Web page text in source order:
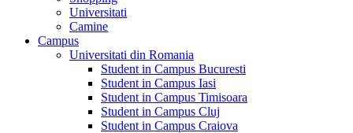
Universitati
Camine
Campus
Universitati din Romania
Student in Campus Bucuresti
Student in Campus Iasi
Student in Campus Timisoara
Student in Campus Cluj
Student in Campus Craiova